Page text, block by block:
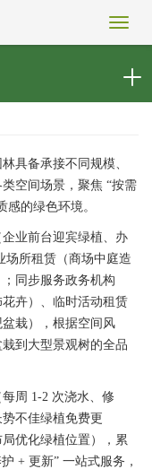
具备承接不同规模、
空间场景，聚焦 “按需
的绿色环境。
业前台迎宾绿植、办
场所租赁（商场中庭造
同步服务政务机构
花卉）、临时活动租赁
盆栽），根据空间风
到大型景观树的全品
周 1-2 次浇水、修
不佳绿植免费更
优化绿植位置），累
+ 更新” 一站式服务，